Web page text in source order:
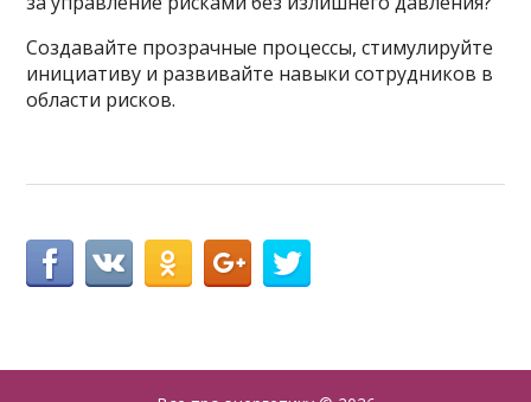
Создавайте прозрачные процессы, стимулируйте
инициативу и развивайте навыки сотрудников в
области рисков.